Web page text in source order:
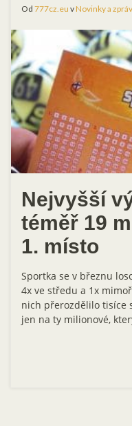
Od 777cz.eu vNovinky a
Nejvyšší
téměř 19
1. místo
Sportka se v březnu
4x ve středu a 1x
nich přerozdělilo tisíce
jen na ty milionové,